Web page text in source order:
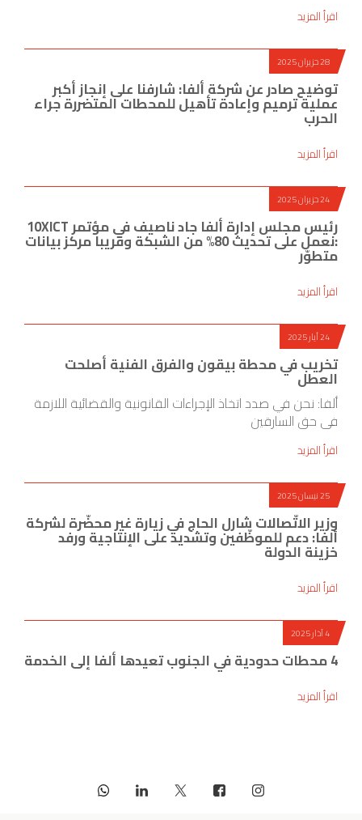
اقرأ المزيد
28 حزيران 2025
توضيح صادر عن شركة ألفا: شارفنا على إنجاز أكبر
عملية ترميم وإعادة تأهيل للمحطات المتضررة جراء
الحرب
اقرأ المزيد
24 حزيران 2025
رئيس مجلس إدارة ألفا جاد ناصيف في مؤتمر 10XICT
:نعمل على تحديث 80% من الشبكة وقريبا مركز بيانات
متطوّر
اقرأ المزيد
24 أيار 2025
تخريب في محطة بيقون والفرق الفنية أصلحت
العطل
ألفا: نحن في صدد اتخاذ الإجراءات القانونية والقضائية اللازمة
في حق السارقين
اقرأ المزيد
25 نيسان 2025
وزير الاتّصالات شارل الحاج في زيارة غير محضّرة لشركة
ألفا: دعم للموظّفين وتشديد على الإنتاجية ورفد
خزينة الدولة
اقرأ المزيد
4 آذار 2025
4 محطات حدودية في الجنوب تعيدها ألفا إلى الخدمة
اقرأ المزيد